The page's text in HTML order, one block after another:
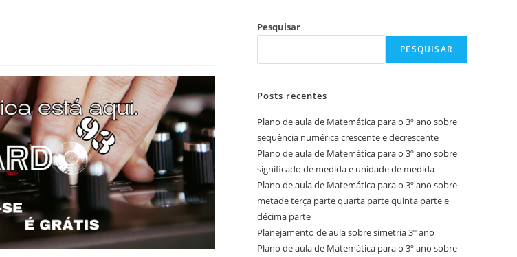
site
Pesquisar
PESQUISAR
Posts recentes
Plano de aula de Matemática para o 3º ano sobre
sequência numérica crescente e decrescente
Plano de aula de Matemática para o 3º ano sobre
significado de medida e unidade de medida
Plano de aula de Matemática para o 3º ano sobre
metade terça parte quarta parte quinta parte e
décima parte
Planejamento de aula sobre simetria 3º ano
Plano de aula de Matemática para o 3º ano sobre